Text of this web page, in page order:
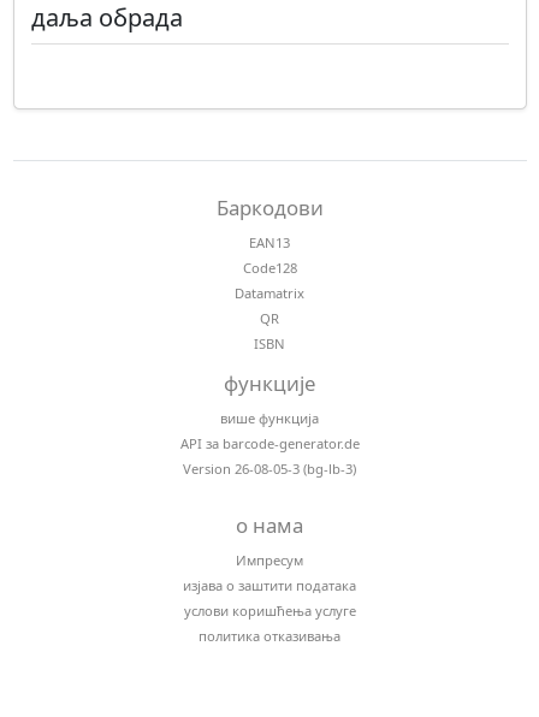
даља обрада
Баркодови
EAN13
Code128
Datamatrix
QR
ISBN
функције
више функција
API за barcode-generator.de
Version 26-08-05-3 (bg-lb-3)
о нама
Импресум
изјава о заштити података
услови коришћења услуге
политика отказивања